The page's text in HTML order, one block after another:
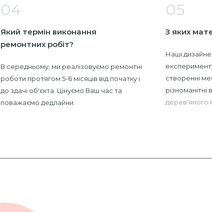
04
Який термін виконання
ремонтних робіт?
В середньому, ми реалізовуємо ремонтні
роботи протягом 5-6 місяців від початку і
до здачі об'єкта. Цінуємо Ваш час та
поважаємо дедлайни.
05
З яких
Наші
створенні
різноманітні
дерев'яного